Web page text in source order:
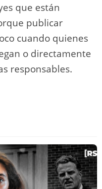
que están
publicar
cuando quienes
o directamente
responsables.